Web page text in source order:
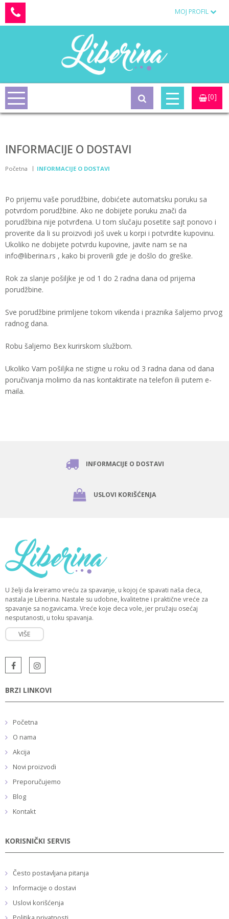
MOJ PROFIL
[0]
INFORMACIJE O DOSTAVI
Početna INFORMACIJE O DOSTAVI
Po prijemu vaše porudžbine, dobićete automatsku poruku sa
potvrdom porudžbine. Ako ne dobijete poruku znači da
porudžbina nije potvrđena. U tom slučaju posetite sajt ponovo i
proverite da li su proizvodi još uvek u korpi i potvrdite kupovinu.
Ukoliko ne dobijete potvrdu kupovine, javite nam se na
info@liberina.rs , kako bi proverili gde je došlo do greške.
Rok za slanje pošiljke je od 1 do 2 radna dana od prijema
porudžbine.
Sve porudžbine primljene tokom vikenda i praznika šaljemo prvog
radnog dana.
Robu šaljemo Bex kurirskom službom.
Ukoliko Vam pošiljka ne stigne u roku od 3 radna dana od dana
poručivanja molimo da nas kontaktirate na telefon ili putem e-
maila.
INFORMACIJE O DOSTAVI
USLOVI KORIŠĆENJA
U želji da kreiramo vreću za spavanje, u kojoj će spavati naša deca,
nastala je Liberina. Nastale su udobne, kvalitetne i praktične vreće za
spavanje sa nogavicama. Vreće koje deca vole, jer pružaju osećaj
nesputanosti, u toku spavanja.
VIŠE
BRZI LINKOVI
Početna
O nama
Akcija
Novi proizvodi
Preporučujemo
Blog
Kontakt
KORISNIČKI SERVIS
Često postavljana pitanja
Informacije o dostavi
Uslovi korišćenja